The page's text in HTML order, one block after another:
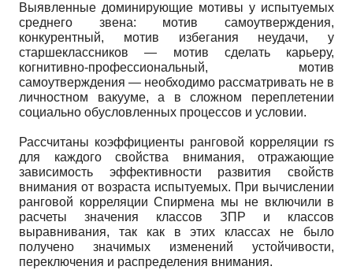
Выявленные доминирующие мотивы у испытуемых
среднего звена: мотив самоутверждения,
конкурентный, мотив избегания неудачи, у
старшеклассников — мотив сделать карьеру,
когнитивно-профессиональный, мотив
самоутверждения — необходимо рассматривать не в
личностном вакууме, а в сложном переплетении
социально обусловленных процессов и условии.
Рассчитаны коэффициенты ранговой корреляции rs
для каждого свойства внимания, отражающие
зависимость эффективности развития свойств
внимания от возраста испытуемых. При вычислении
ранговой корреляции Спирмена мы не включили в
расчеты значения классов ЗПР и классов
выравнивания, так как в этих классах не было
получено значимых изменений устойчивости,
переключения и распределения внимания.